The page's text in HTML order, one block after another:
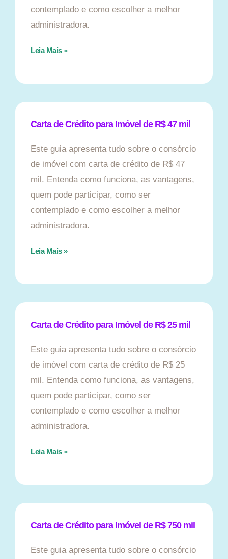
contemplado e como escolher a melhor
administradora.
Leia Mais »
Carta de Crédito para Imóvel de R$ 47 mil
Este guia apresenta tudo sobre o consórcio
de imóvel com carta de crédito de R$ 47
mil. Entenda como funciona, as vantagens,
quem pode participar, como ser
contemplado e como escolher a melhor
administradora.
Leia Mais »
Carta de Crédito para Imóvel de R$ 25 mil
Este guia apresenta tudo sobre o consórcio
de imóvel com carta de crédito de R$ 25
mil. Entenda como funciona, as vantagens,
quem pode participar, como ser
contemplado e como escolher a melhor
administradora.
Leia Mais »
Carta de Crédito para Imóvel de R$ 750 mil
Este guia apresenta tudo sobre o consórcio